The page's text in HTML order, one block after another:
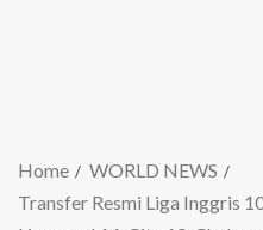
Home
WORLD NEWS
Transfer Resmi Liga Inggris